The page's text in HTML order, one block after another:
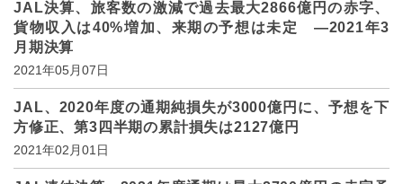
JAL決算、旅客数の激減で過去最大2866億円の赤字、
貨物収入は40%増加、来期の予想は未定 ―2021年3
月期決算
2021年05月07日
JAL、2020年度の通期純損失が3000億円に、予想を下
方修正、第3四半期の累計損失は2127億円
2021年02月01日